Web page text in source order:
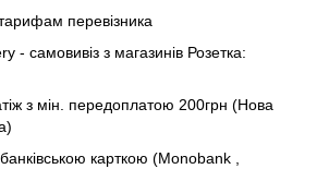
перевізника
- самовивіз з магазинів Розетка:
з мін. передоплатою 200грн (Нова
карткою (Monobank ,